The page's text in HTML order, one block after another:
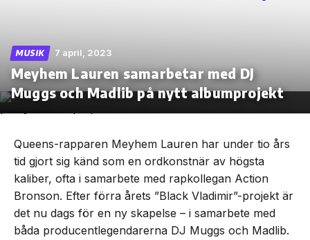
Skip
the
MUSIK 7 april, 2023
Meyhem Lauren samarbetar med DJ
Muggs och Madlib på nytt albumprojekt
Queens-rapparen Meyhem Lauren har under tio års
tid gjort sig känd som en ordkonstnär av högsta
kaliber, ofta i samarbete med rapkollegan Action
Bronson. Efter förra årets ”Black Vladimir”-projekt är
det nu dags för en ny skapelse – i samarbete med
båda producentlegendarerna DJ Muggs och Madlib.